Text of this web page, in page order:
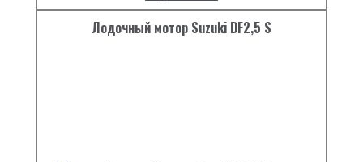
Лодочный мотор Suzuki DF2,5 S